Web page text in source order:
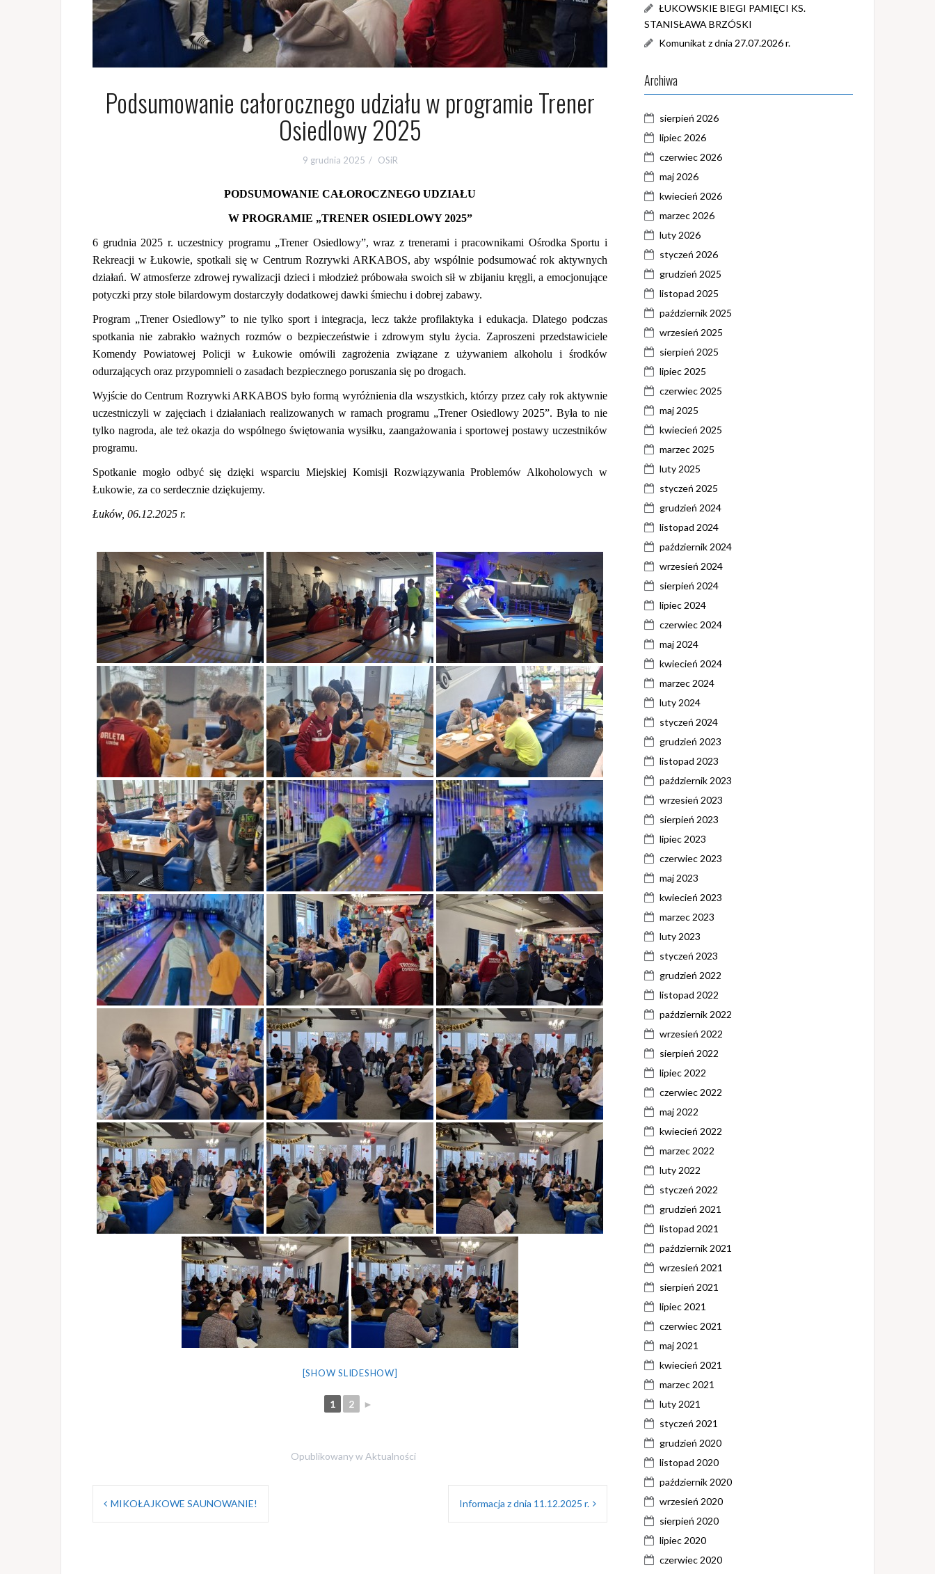
Podsumowanie całorocznego udziału w programie Trener
Osiedlowy 2025
9 grudnia 2025 OSiR
PODSUMOWANIE CAŁOROCZNEGO UDZIAŁU
W PROGRAMIE „TRENER OSIEDLOWY 2025”
6 grudnia 2025 r. uczestnicy programu „Trener Osiedlowy”, wraz z trenerami i pracownikami Ośrodka Sportu i
Rekreacji w Łukowie, spotkali się w Centrum Rozrywki ARKABOS, aby wspólnie podsumować rok aktywnych
działań. W atmosferze zdrowej rywalizacji dzieci i młodzież próbowała swoich sił w zbijaniu kręgli, a emocjonujące
potyczki przy stole bilardowym dostarczyły dodatkowej dawki śmiechu i dobrej zabawy.
Program „Trener Osiedlowy” to nie tylko sport i integracja, lecz także profilaktyka i edukacja. Dlatego podczas
spotkania nie zabrakło ważnych rozmów o bezpieczeństwie i zdrowym stylu życia. Zaproszeni przedstawiciele
Komendy Powiatowej Policji w Łukowie omówili zagrożenia związane z używaniem alkoholu i środków
odurzających oraz przypomnieli o zasadach bezpiecznego poruszania się po drogach.
Wyjście do Centrum Rozrywki ARKABOS było formą wyróżnienia dla wszystkich, którzy przez cały rok aktywnie
uczestniczyli w zajęciach i działaniach realizowanych w ramach programu „Trener Osiedlowy 2025”. Była to nie
tylko nagroda, ale też okazja do wspólnego świętowania wysiłku, zaangażowania i sportowej postawy uczestników
programu.
Spotkanie mogło odbyć się dzięki wsparciu Miejskiej Komisji Rozwiązywania Problemów Alkoholowych w
Łukowie, za co serdecznie dziękujemy.
Łuków, 06.12.2025 r.
[SHOW SLIDESHOW]
1 2 ►
Opublikowany wAktualności
Nawigacja
MIKOŁAJKOWE SAUNOWANIE! Informacja z dnia 11.12.2025 r.
ŁUKOWSKIE BIEGI PAMIĘCI KS.
STANISŁAWA BRZÓSKI
Komunikat z dnia 27.07.2026 r.
Archiwa
sierpień 2026
lipiec 2026
czerwiec 2026
maj 2026
kwiecień 2026
marzec 2026
luty 2026
styczeń 2026
grudzień 2025
listopad 2025
październik 2025
wrzesień 2025
sierpień 2025
lipiec 2025
czerwiec 2025
maj 2025
kwiecień 2025
marzec 2025
luty 2025
styczeń 2025
grudzień 2024
listopad 2024
październik 2024
wrzesień 2024
sierpień 2024
lipiec 2024
czerwiec 2024
maj 2024
kwiecień 2024
marzec 2024
luty 2024
styczeń 2024
grudzień 2023
listopad 2023
październik 2023
wrzesień 2023
sierpień 2023
lipiec 2023
czerwiec 2023
maj 2023
kwiecień 2023
marzec 2023
luty 2023
styczeń 2023
grudzień 2022
listopad 2022
październik 2022
wrzesień 2022
sierpień 2022
lipiec 2022
czerwiec 2022
maj 2022
kwiecień 2022
marzec 2022
luty 2022
styczeń 2022
grudzień 2021
listopad 2021
październik 2021
wrzesień 2021
sierpień 2021
lipiec 2021
czerwiec 2021
maj 2021
kwiecień 2021
marzec 2021
luty 2021
styczeń 2021
grudzień 2020
listopad 2020
październik 2020
wrzesień 2020
sierpień 2020
lipiec 2020
czerwiec 2020